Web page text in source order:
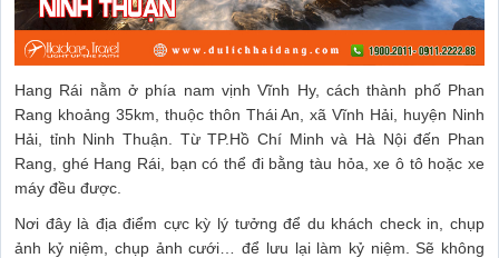
Hang Rái nằm ở phía nam vịnh Vĩnh Hy, cách thành phố Phan
Rang khoảng 35km, thuộc thôn Thái An, xã Vĩnh Hải, huyện Ninh
Hải, tỉnh Ninh Thuận. Từ TP.Hồ Chí Minh và Hà Nội đến Phan
Rang, ghé Hang Rái, bạn có thể đi bằng tàu hỏa, xe ô tô hoặc xe
máy đều được.
Nơi đây là địa điểm cực kỳ lý tưởng để du khách check in, chụp
ảnh kỷ niệm, chụp ảnh cưới… để lưu lại làm kỷ niệm. Sẽ không